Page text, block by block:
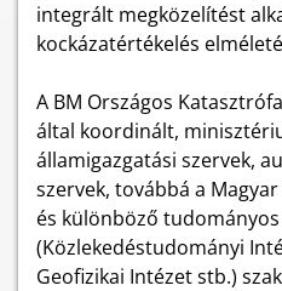
integrált megközelítést
kockázatértékelés
A BM Országos
által koordinált,
államigazgatási szervek,
szervek, továbbá a
és különböző
(Közlekedéstudományi
Geofizikai Intézet stb.)